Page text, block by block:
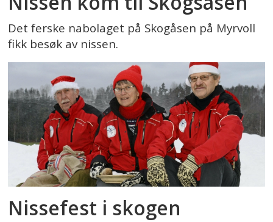
Det ferske nabolaget på Skogåsen på Myrvoll
fikk besøk av nissen.
Nissefest i skogen